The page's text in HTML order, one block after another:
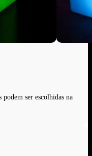
ser escolhidas na